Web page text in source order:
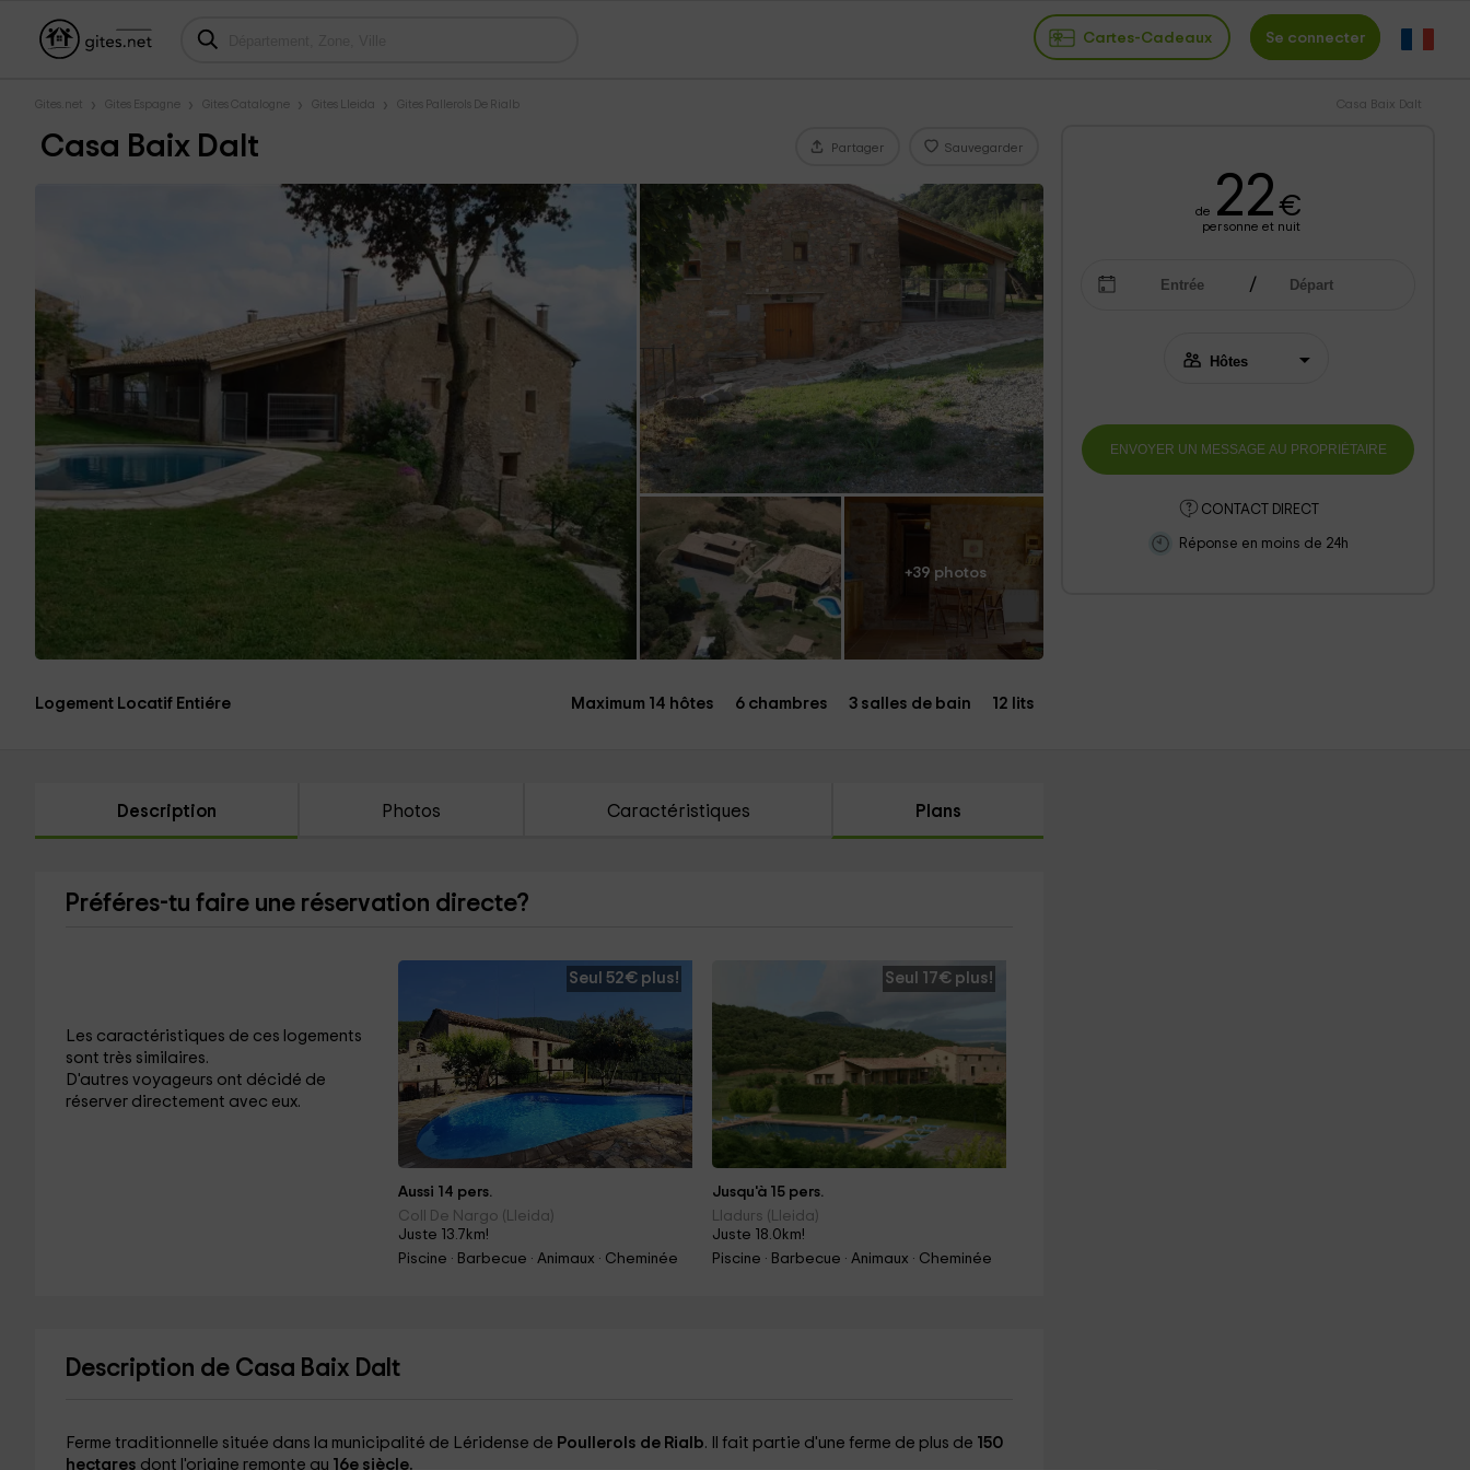
Cartes-Cadeaux Se connecter
Gites.net Gites Espagne Gites Catalogne Gites Lleida Gites Pallerols De Rialb Casa Baix Dalt
Casa Baix Dalt Partager Sauvegarder
+39 photos
de 22€
personne et nuit
CONTACT DIRECT
Réponse en moins de 24h
Logement Locatif Entiére Maximum 14 hôtes 6 chambres 3 salles de bain 12 lits
Description Photos Caractéristiques Plans
Préféres-tu faire une réservation directe?
Les caractéristiques de ces logements
sont très similaires.
D'autres voyageurs ont décidé de
réserver directement avec eux.
Seul 52€ plus!
Aussi 14 pers.
Coll De Nargo (Lleida)
Juste 13.7km!
Piscine · Barbecue · Animaux · Cheminée
Seul 17€ plus!
Jusqu'à 15 pers.
Lladurs (Lleida)
Juste 18.0km!
Piscine · Barbecue · Animaux · Cheminée
Description de Casa Baix Dalt
Ferme traditionnelle située dans la municipalité de Léridense de Poullerols de Rialb. Il fait partie d'une ferme de plus de 150
hectares dont l'origine remonte au 16e siècle.